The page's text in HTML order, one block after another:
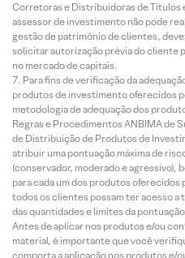
Corretoras e Distribuidoras de Títulos
assessor de investimento não pode
gestão de patrimônio de clientes,
solicitar autorização prévia do cliente
no mercado de capitais.
Para fins de verificação da
produtos de investimento oferecidos
metodologia de adequação dos
Regras e Procedimentos ANBIMA de
de Distribuição de Produtos de
atribuir uma pontuação máxima de
(conservador, moderado e agressivo),
para cada um dos produtos
todos os clientes possam ter acesso
das quantidades e limites da
Antes de aplicar nos produtos e/ou
material, é importante que você
comporta a aplicação nos produtos e/